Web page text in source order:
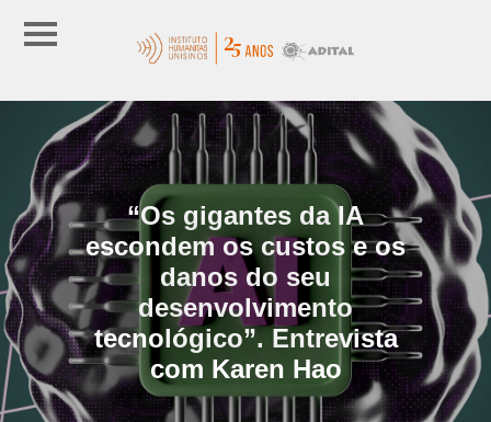
“Os gigantes da IA
escondem os custos e os
danos do seu
desenvolvimento
tecnológico”. Entrevista
com Karen Hao